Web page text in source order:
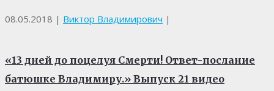
08.05.2018 | Виктор Владимирович |
«13 дней до поцелуя Смерти! Ответ-послание
батюшке Владимиру.» Выпуск 21 видео